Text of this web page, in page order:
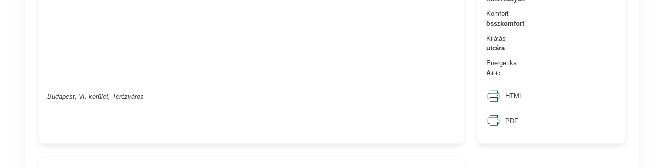
Komfort
összkomfort
Kilátás
utcára
Energetika
A++:
HTML
PDF
Budapest, VI. kerület, Terézváros